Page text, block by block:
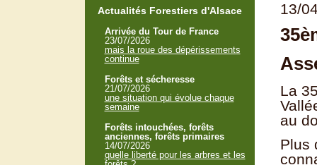
13/
La
au
Plus
Actualités Forestiers d'Alsace
Arrivée du Tour de France
23/07/2026
mais la roue des dépérissements
continue
Forêts et sécheresse
21/07/2026
une situation qui évolue chaque
semaine
Forêts intouchées, forêts
anciennes, forêts primaires
14/07/2026
quelle liberté pour les arbres et les